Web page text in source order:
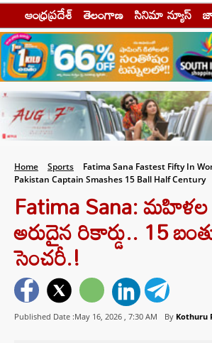
ఆంధ్రప్రదేశ్ తెలంగాణ సినిమా న్యూస్
Home Sports
Fatima Sana Fastest Fifty In
Pakistan Captain Smashes 15 Ball Half Century
Fatima Sana:
అరుదైన రికార్డు.. 15
సెంచరీ.!
Published Date :May 16, 2026 , 7:30 AM By Kothuru